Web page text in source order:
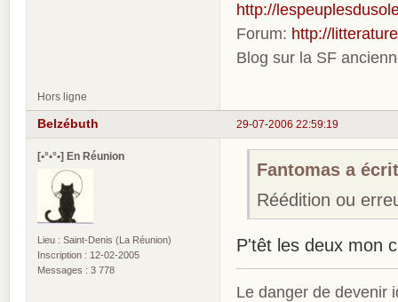
http://
Forum: http://
Blog sur la SF
Hors ligne
29-07-2006 22:59:19
Belzébuth
[•°•°•] En Réunion
Lieu : Saint-Denis (La Réunion)
Inscription : 12-02-2005
Messages : 3 778
Fantomas a
Réédition ou
P'têt les deux mon
Le danger de devenir